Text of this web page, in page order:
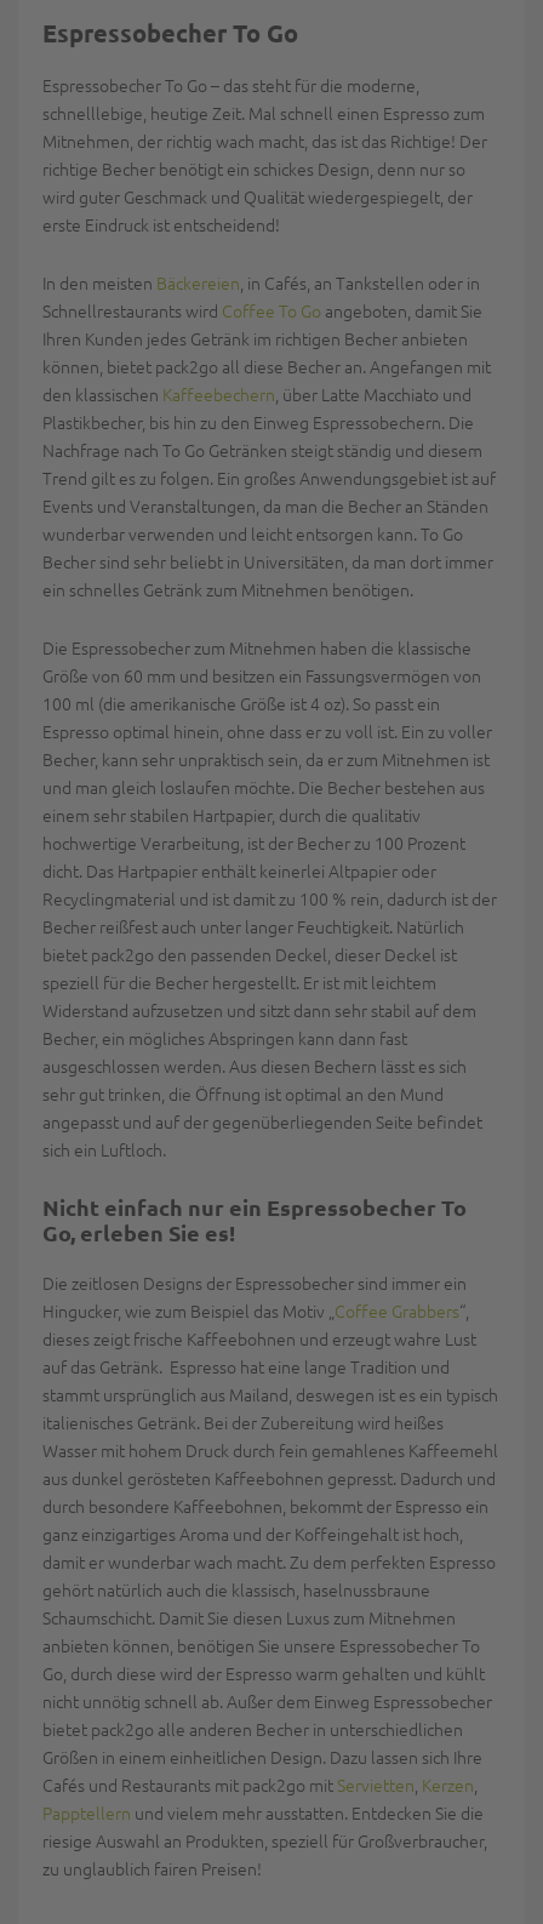
Espressobecher To Go
Espressobecher To Go – das steht für die moderne,
schnelllebige, heutige Zeit. Mal schnell einen Espresso zum
Mitnehmen, der richtig wach macht, das ist das Richtige! Der
richtige Becher benötigt ein schickes Design, denn nur so
wird guter Geschmack und Qualität wiedergespiegelt, der
erste Eindruck ist entscheidend!
In den meisten Bäckereien , in Cafés, an Tankstellen oder in
Schnellrestaurants wird Coffee To Go angeboten, damit Sie
Ihren Kunden jedes Getränk im richtigen Becher anbieten
können, bietet pack2go all diese Becher an. Angefangen mit
den klassischen Kaffeebechern , über Latte Macchiato und
Plastikbecher, bis hin zu den Einweg Espressobechern. Die
Nachfrage nach To Go Getränken steigt ständig und diesem
Trend gilt es zu folgen. Ein großes Anwendungsgebiet ist auf
Events und Veranstaltungen, da man die Becher an Ständen
wunderbar verwenden und leicht entsorgen kann. To Go
Becher sind sehr beliebt in Universitäten, da man dort immer
ein schnelles Getränk zum Mitnehmen benötigen.
Die Espressobecher zum Mitnehmen haben die klassische
Größe von 60 mm und besitzen ein Fassungsvermögen von
100 ml (die amerikanische Größe ist 4 oz). So passt ein
Espresso optimal hinein, ohne dass er zu voll ist. Ein zu voller
Becher, kann sehr unpraktisch sein, da er zum Mitnehmen ist
und man gleich loslaufen möchte. Die Becher bestehen aus
einem sehr stabilen Hartpapier, durch die qualitativ
hochwertige Verarbeitung, ist der Becher zu 100 Prozent
dicht. Das Hartpapier enthält keinerlei Altpapier oder
Recyclingmaterial und ist damit zu 100 % rein, dadurch ist der
Becher reißfest auch unter langer Feuchtigkeit. Natürlich
bietet pack2go den passenden Deckel, dieser Deckel ist
speziell für die Becher hergestellt. Er ist mit leichtem
Widerstand aufzusetzen und sitzt dann sehr stabil auf dem
Becher, ein mögliches Abspringen kann dann fast
ausgeschlossen werden. Aus diesen Bechern lässt es sich
sehr gut trinken, die Öffnung ist optimal an den Mund
angepasst und auf der gegenüberliegenden Seite befindet
sich ein Luftloch.
Nicht einfach nur ein Espressobecher To
Go, erleben Sie es!
Die zeitlosen Designs der Espressobecher sind immer ein
Hingucker, wie zum Beispiel das Motiv „ Coffee Grabbers“,
dieses zeigt frische Kaffeebohnen und erzeugt wahre Lust
auf das Getränk. Espresso hat eine lange Tradition und
stammt ursprünglich aus Mailand, deswegen ist es ein typisch
italienisches Getränk. Bei der Zubereitung wird heißes
Wasser mit hohem Druck durch fein gemahlenes Kaffeemehl
aus dunkel gerösteten Kaffeebohnen gepresst. Dadurch und
durch besondere Kaffeebohnen, bekommt der Espresso ein
ganz einzigartiges Aroma und der Koffeingehalt ist hoch,
damit er wunderbar wach macht. Zu dem perfekten Espresso
gehört natürlich auch die klassisch, haselnussbraune
Schaumschicht. Damit Sie diesen Luxus zum Mitnehmen
anbieten können, benötigen Sie unsere Espressobecher To
Go, durch diese wird der Espresso warm gehalten und kühlt
nicht unnötig schnell ab. Außer dem Einweg Espressobecher
bietet pack2go alle anderen Becher in unterschiedlichen
Größen in einem einheitlichen Design. Dazu lassen sich Ihre
Cafés und Restaurants mit pack2go mit Servietten Kerzen
Papptellern und vielem mehr ausstatten. Entdecken Sie die
riesige Auswahl an Produkten, speziell für Großverbraucher,
zu unglaublich fairen Preisen!